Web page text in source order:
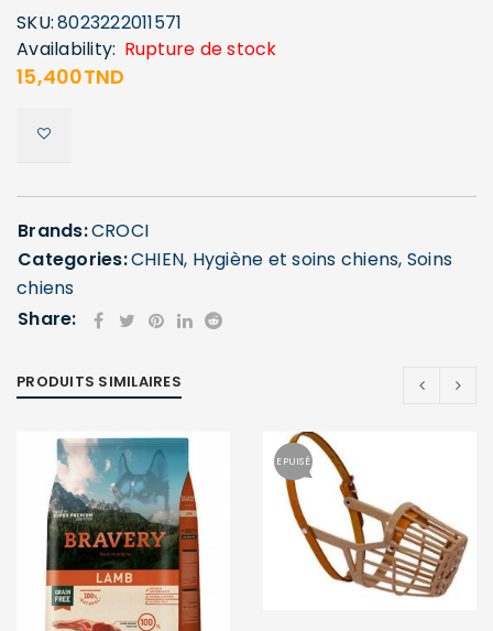
SKU:8023222011571
Availability: Rupture de stock
15,400TND
Brands:CROCI
Categories:CHIEN, Hygiène et soins chiens, Soins
chiens
Share:
PRODUITS SIMILAIRES
EPUISÉ